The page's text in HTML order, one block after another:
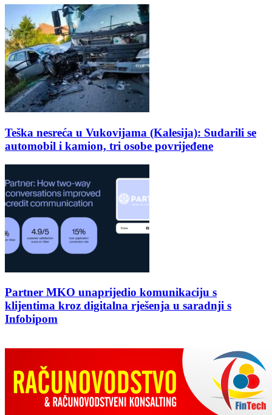
Teška nesreća u Vukovijama (Kalesija): Sudarili se
automobil i kamion, tri osobe povrijeđene
Partner MKO unaprijedio komunikaciju s
klijentima kroz digitalna rješenja u saradnji s
Infobipom